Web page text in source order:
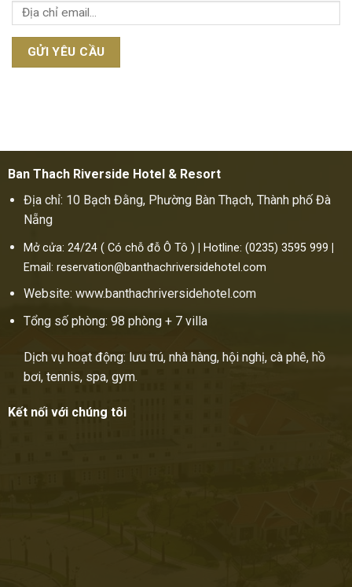
Ban Thach Riverside Hotel & Resort
Địa chỉ: 10 Bạch Đằng, Phường Bàn Thạch, Thành phố Đà
Nẵng
Mở cửa: 24/24 ( Có chỗ đỗ Ô Tô ) Hotline: (0235) 3595 999
Email: reservation@banthachriversidehotel.com
Website: www.banthachriversidehotel.com
Tổng số phòng: 98 phòng + 7 villa
Dịch vụ hoạt động: lưu trú, nhà hàng, hội nghị, cà phê, hồ
bơi, tennis, spa, gym.
Kết nối với chúng tôi